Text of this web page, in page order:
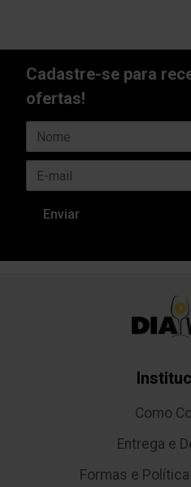
Cadastre-se para
ofertas!
Como
Entrega e
Formas e